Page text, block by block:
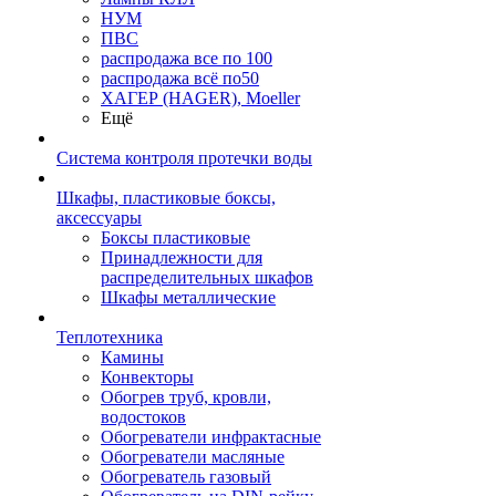
НУМ
ПВС
распродажа все по 100
распродажа всё по50
ХАГЕР (HAGER), Moeller
Ещё
Система контроля протечки воды
Шкафы, пластиковые боксы,
аксессуары
Боксы пластиковые
Принадлежности для
распределительных шкафов
Шкафы металлические
Теплотехника
Камины
Конвекторы
Обогрев труб, кровли,
водостоков
Обогреватели инфрактасные
Обогреватели масляные
Обогреватель газовый